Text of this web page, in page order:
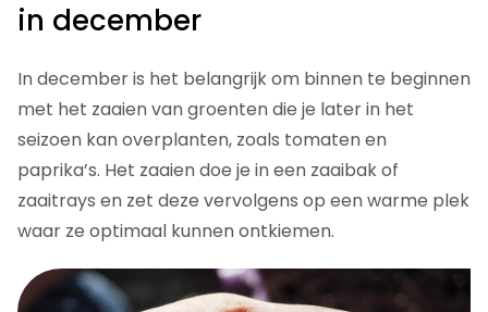
in december
In december is het belangrijk om binnen te beginnen
met het zaaien van groenten die je later in het
seizoen kan overplanten, zoals tomaten en
paprika’s. Het zaaien doe je in een zaaibak of
zaaitrays en zet deze vervolgens op een warme plek
waar ze optimaal kunnen ontkiemen.